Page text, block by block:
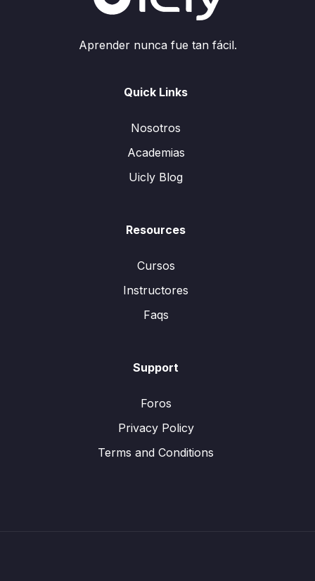
Aprender nunca fue tan fácil.
Quick Links
Nosotros
Academias
Uicly Blog
Resources
Cursos
Instructores
Faqs
Support
Foros
Privacy Policy
Terms and Conditions